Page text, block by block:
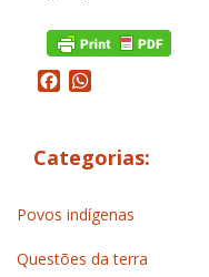
Facebook
Categorias:
Povos indígenas
Questões da terra